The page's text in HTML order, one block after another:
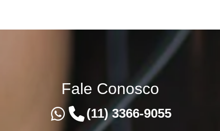
Fale Conosco
(11) 3366-9055